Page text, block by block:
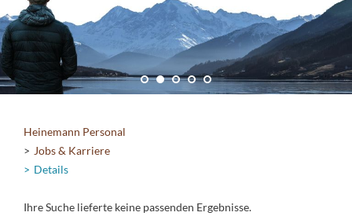
Heinemann Personal
Jobs & Karriere
Details
Ihre Suche lieferte keine passenden Ergebnisse.